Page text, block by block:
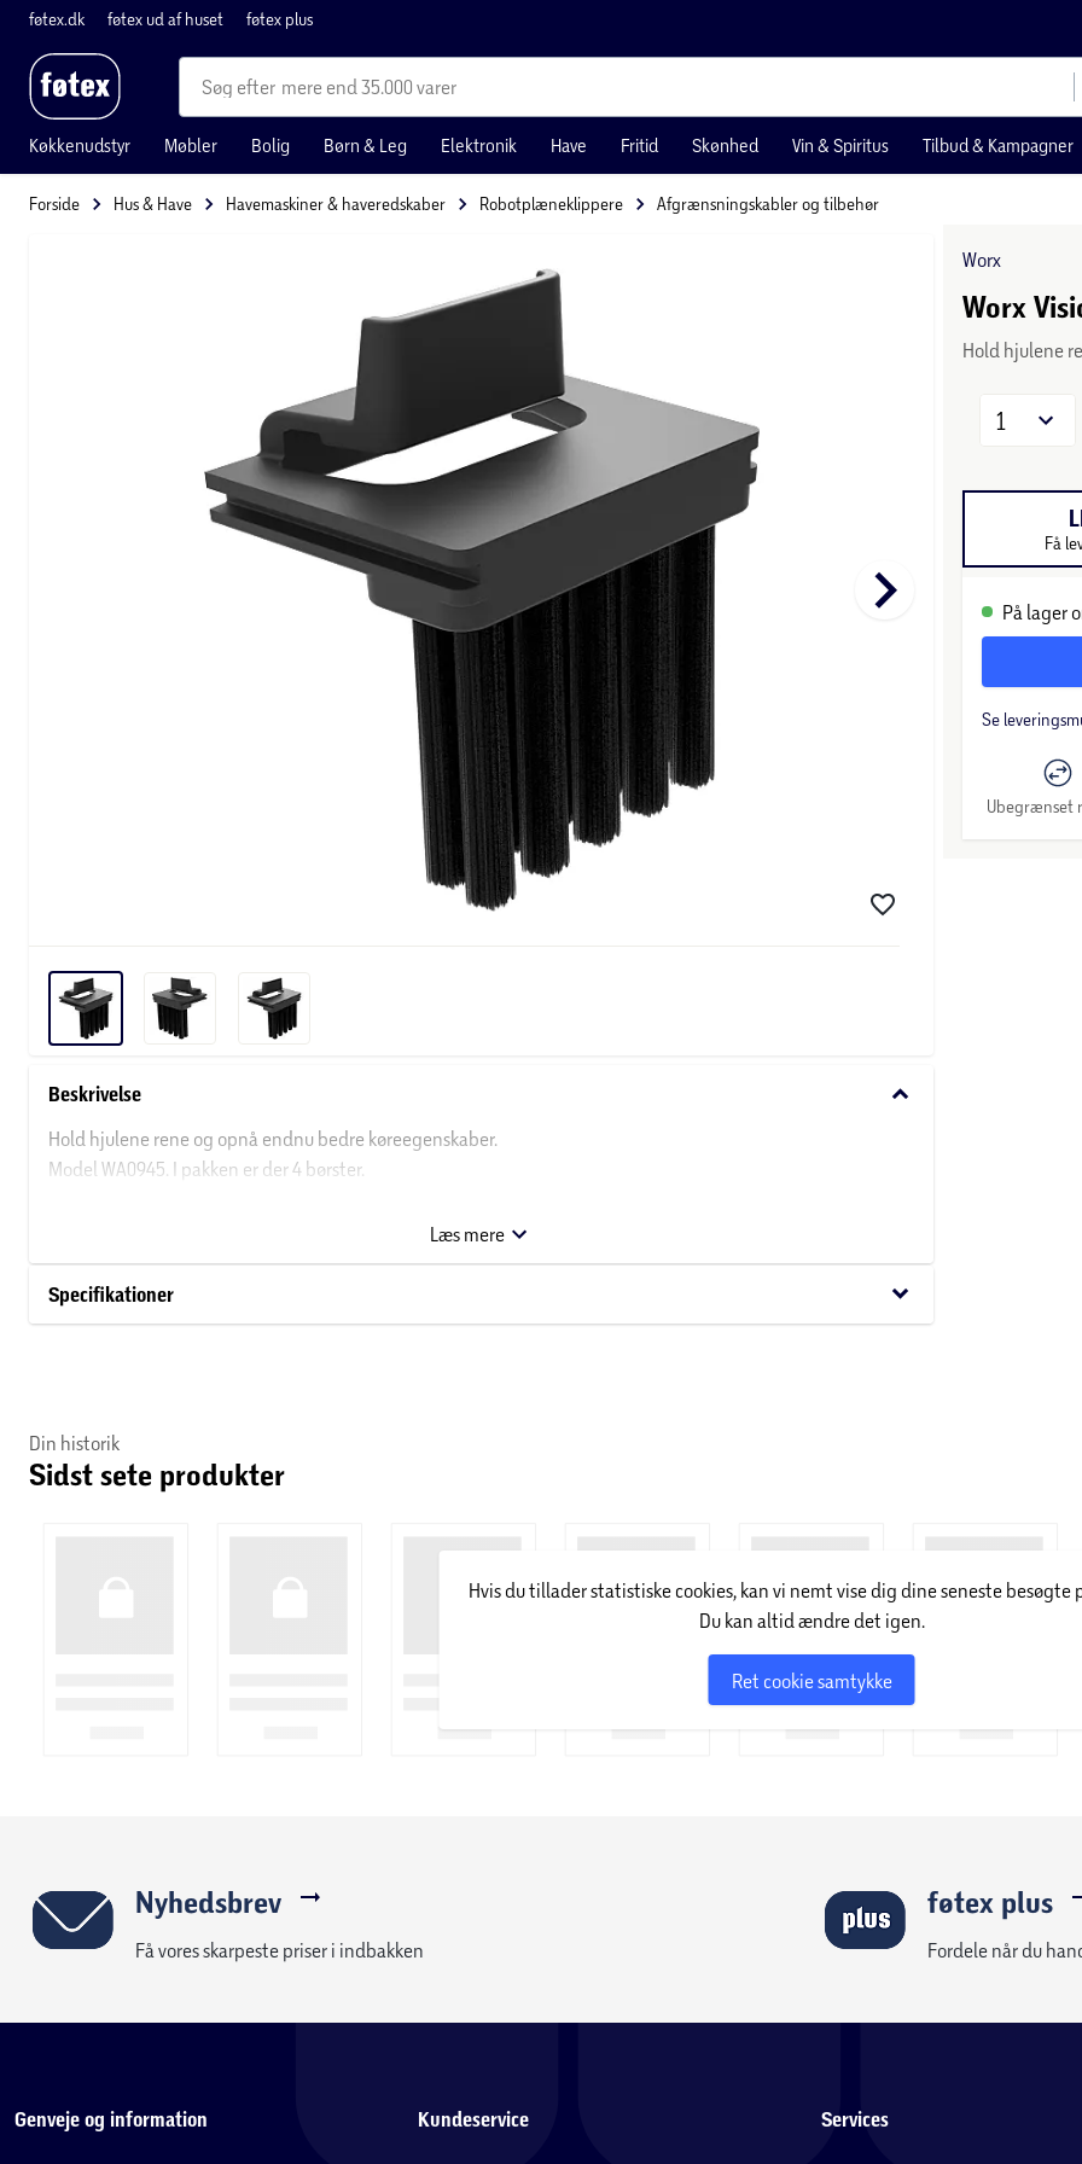
føtex.dk føtex ud af huset føtex plus
mere end 35.000 varer
Køkkenudstyr Møbler Bolig Børn & Leg Elektronik Have Fritid Skønhed Vin & Spiritus Tilbud & Kampagner
Forside Hus & Have Havemaskiner & haveredskaber Robotplæneklippere Afgrænsningskabler og tilbehør
keyboard_arrow_right
Beskrivelse keyboard_arrow_down
Hold hjulene rene og opnå endnu bedre køreegenskaber.
Model WA0945. I pakken er der 4 børster.
WR340E/WR341E/WR342E/WR344E/WR346E
Læs mere
Specifikationer keyboard_arrow_down
Worx
Worx
Hold hjulene
1
Få
På lager
Se
Ubegrænset
Din historik
Sidst sete produkter
Hvis du tillader statistiske cookies, kan vi nemt vise dig dine seneste besøgte
Du kan altid ændre det igen.
Ret cookie samtykke
Nyhedsbrev
Få vores skarpeste priser i indbakken
føtex plus
Fordele når du
Genveje og information Kundeservice Services